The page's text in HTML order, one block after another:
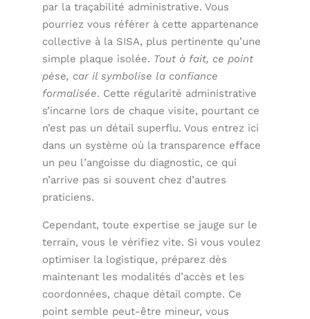
par la traçabilité administrative. Vous
pourriez vous référer à cette appartenance
collective à la SISA, plus pertinente qu’une
simple plaque isolée. Tout à fait, ce point
pèse, car il symbolise la confiance
formalisée. Cette régularité administrative
s’incarne lors de chaque visite, pourtant ce
n’est pas un détail superflu. Vous entrez ici
dans un système où la transparence efface
un peu l’angoisse du diagnostic, ce qui
n’arrive pas si souvent chez d’autres
praticiens.
Cependant, toute expertise se jauge sur le
terrain, vous le vérifiez vite. Si vous voulez
optimiser la logistique, préparez dès
maintenant les modalités d’accès et les
coordonnées, chaque détail compte. Ce
point semble peut-être mineur, vous